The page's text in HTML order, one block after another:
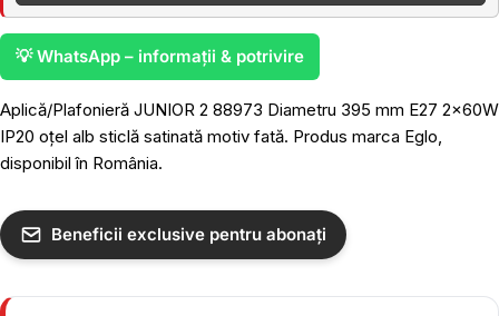
💡 WhatsApp – informații & potrivire
Aplică/Plafonieră JUNIOR 2 88973 Diametru 395 mm E27 2x60W
IP20 oțel alb sticlă satinată motiv fată. Produs marca Eglo,
disponibil în România.
Beneficii exclusive pentru abonați